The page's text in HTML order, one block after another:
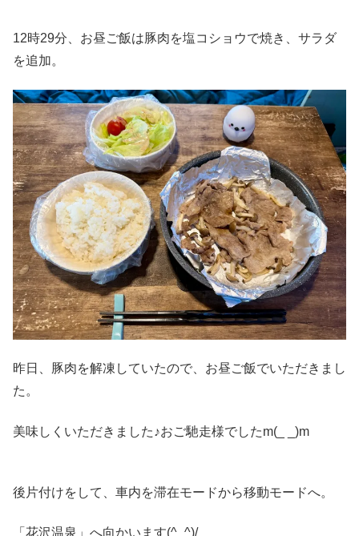
12時29分、お昼ご飯は豚肉を塩コショウで焼き、サラダ
を追加。
昨日、豚肉を解凍していたので、お昼ご飯でいただきまし
た。
美味しくいただきました♪おご馳走様でしたm(_ _)m
後片付けをして、車内を滞在モードから移動モードへ。
「花沢温泉」へ向かいます(^_^)/